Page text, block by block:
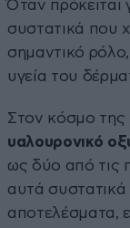
Όταν πρόκειται
συστατικά που
σημαντικό
υγεία του
Στον κόσμο της
υαλουρονικό
ως δύο από τις
αυτά
αποτελέσματα,